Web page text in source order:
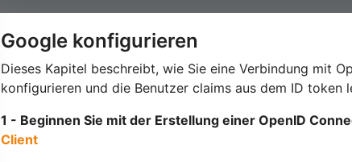
Google konfigurieren
Dieses Kapitel beschreibt, wie Sie eine Verbindung mit
konfigurieren und die Benutzer claims aus dem ID token
1 - Beginnen Sie mit der Erstellung einer OpenID
Client